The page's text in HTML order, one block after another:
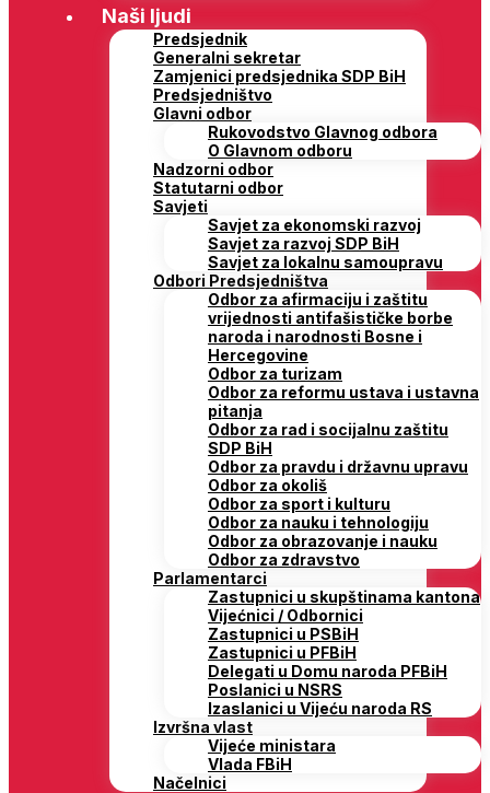
Naši ljudi
Predsjednik
Generalni sekretar
Zamjenici predsjednika SDP BiH
Predsjedništvo
Glavni odbor
Rukovodstvo Glavnog odbora
O Glavnom odboru
Nadzorni odbor
Statutarni odbor
Savjeti
Savjet za ekonomski razvoj
Savjet za razvoj SDP BiH
Savjet za lokalnu samoupravu
Odbori Predsjedništva
Odbor za afirmaciju i zaštitu
vrijednosti antifašističke borbe
naroda i narodnosti Bosne i
Hercegovine
Odbor za turizam
Odbor za reformu ustava i ustavna
pitanja
Odbor za rad i socijalnu zaštitu
SDP BiH
Odbor za pravdu i državnu upravu
Odbor za okoliš
Odbor za sport i kulturu
Odbor za nauku i tehnologiju
Odbor za obrazovanje i nauku
Odbor za zdravstvo
Parlamentarci
Zastupnici u skupštinama kantona
Vijećnici / Odbornici
Zastupnici u PSBiH
Zastupnici u PFBiH
Delegati u Domu naroda PFBiH
Poslanici u NSRS
Izaslanici u Vijeću naroda RS
Izvršna vlast
Vijeće ministara
Vlada FBiH
Načelnici